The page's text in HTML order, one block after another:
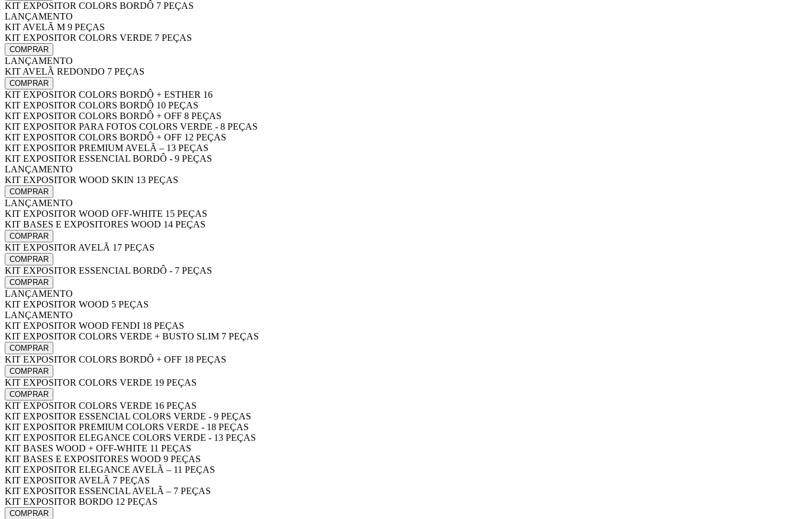
KIT EXPOSITOR COLORS BORDÔ 7 PEÇAS
LANÇAMENTO
KIT AVELÃ M 9 PEÇAS
KIT EXPOSITOR COLORS VERDE 7 PEÇAS
COMPRAR
LANÇAMENTO
KIT AVELÃ REDONDO 7 PEÇAS
COMPRAR
KIT EXPOSITOR COLORS BORDÔ + ESTHER 16
KIT EXPOSITOR COLORS BORDÔ 10 PEÇAS
KIT EXPOSITOR COLORS BORDÔ + OFF 8 PEÇAS
KIT EXPOSITOR PARA FOTOS COLORS VERDE - 8 PEÇAS
KIT EXPOSITOR COLORS BORDÔ + OFF 12 PEÇAS
KIT EXPOSITOR PREMIUM AVELÃ – 13 PEÇAS
KIT EXPOSITOR ESSENCIAL BORDÔ - 9 PEÇAS
LANÇAMENTO
KIT EXPOSITOR WOOD SKIN 13 PEÇAS
COMPRAR
LANÇAMENTO
KIT EXPOSITOR WOOD OFF-WHITE 15 PEÇAS
KIT BASES E EXPOSITORES WOOD 14 PEÇAS
COMPRAR
KIT EXPOSITOR AVELÃ 17 PEÇAS
COMPRAR
KIT EXPOSITOR ESSENCIAL BORDÔ - 7 PEÇAS
COMPRAR
LANÇAMENTO
KIT EXPOSITOR WOOD 5 PEÇAS
LANÇAMENTO
KIT EXPOSITOR WOOD FENDI 18 PEÇAS
KIT EXPOSITOR COLORS VERDE + BUSTO SLIM 7 PEÇAS
COMPRAR
KIT EXPOSITOR COLORS BORDÔ + OFF 18 PEÇAS
COMPRAR
KIT EXPOSITOR COLORS VERDE 19 PEÇAS
COMPRAR
KIT EXPOSITOR COLORS VERDE 16 PEÇAS
KIT EXPOSITOR ESSENCIAL COLORS VERDE - 9 PEÇAS
KIT EXPOSITOR PREMIUM COLORS VERDE - 18 PEÇAS
KIT EXPOSITOR ELEGANCE COLORS VERDE - 13 PEÇAS
KIT BASES WOOD + OFF-WHITE 11 PEÇAS
KIT BASES E EXPOSITORES WOOD 9 PEÇAS
KIT EXPOSITOR ELEGANCE AVELÃ – 11 PEÇAS
KIT EXPOSITOR AVELÃ 7 PEÇAS
KIT EXPOSITOR ESSENCIAL AVELÃ – 7 PEÇAS
KIT EXPOSITOR BORDO 12 PEÇAS
COMPRAR